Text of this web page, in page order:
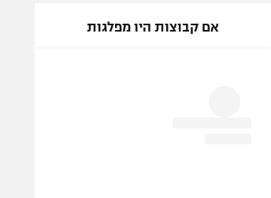
אם קבוצות היו מפלגות